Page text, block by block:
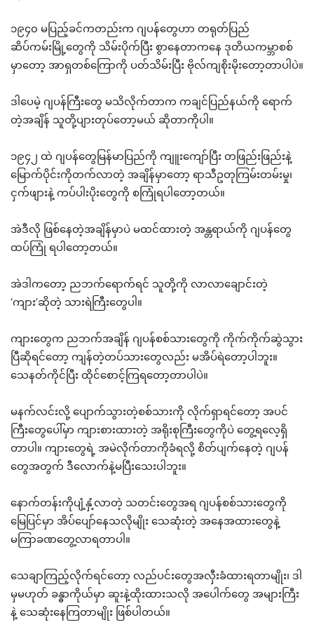
၁၉၄၀ မပြည့်ခင်ကတည်းက ဂျပန်တွေဟာ တရုတ်ပြည်
ဆိပ်ကမ်းမြို့တွေကို သိမ်းပိုက်ပြီး စွာနေတာကနေ ဒုတိယကမ္ဘာစစ်
မှာတော့ အာရှတစ်ကြောကို ပတ်သိမ်းပြီး ဗိုလ်ကျစိုးမိုးတော့တာပါပဲ။
ဒါပေမဲ့ ဂျပန်ကြီးတွေ မသိလိုက်တာက ကချင်ပြည်နယ်ကို ရောက်
တဲ့အချိန် သူတို့ပျားတုပ်တော့မယ် ဆိုတာကိုပါ။
၁၉၄၂ ထဲ ဂျပန်တွေမြန်မာပြည်ကို ကျူးကျော်ပြီး တဖြည်းဖြည်းနဲ့
မြောက်ပိုင်းကိုတက်လာတဲ့ အချိန်မှာတော့ ရာသီဥတုကြမ်းတမ်းမှု၊
ငှက်ဖျားနဲ့ ကပ်ပါးပိုးတွေကို စကြုံရပါတော့တယ်။
အဲဒီလို ဖြစ်နေတဲ့အချိန်မှာပဲ မထင်ထားတဲ့ အန္တရာယ်ကို ဂျပန်တွေ
ထပ်ကြုံ ရပါတော့တယ်။
အဲဒါကတော့ ညဘက်ရောက်ရင် သူတို့ကို လာလာချောင်းတဲ့
‘ကျား’ဆိုတဲ့ သားရဲကြီးတွေပါ။
ကျားတွေက ညဘက်အချိန် ဂျပန်စစ်သားတွေကို ကိုက်ကိုက်ဆွဲသွား
ပြီဆိုရင်တော့ ကျန်တဲ့တပ်သားတွေလည်း မအိပ်ရဲတော့ပါဘူး။
သေနတ်ကိုင်ပြီး ထိုင်စောင့်ကြရတော့တာပါပဲ။
မနက်လင်းလို့ ပျောက်သွားတဲ့စစ်သားကို လိုက်ရှာရင်တော့ အပင်
ကြီးတွေပေါ်မှာ ကျားစားထားတဲ့ အရိုးစုကြီးတွေကိုပဲ တွေ့ရလေ့ရှိ
တာပါ။ ကျားတွေရဲ့ အမဲလိုက်တာကိုခံရလို့ စိတ်ပျက်နေတဲ့ ဂျပန်
တွေအတွက် ဒီလောက်နဲ့မပြီးသေးပါဘူး။
နောက်တန်းကိုပျံ့နှံ့လာတဲ့ သတင်းတွေအရ ဂျပန်စစ်သားတွေကို
မြေပြင်မှာ အိပ်ပျော်နေသလိုမျိုး သေဆုံးတဲ့ အနေအထားတွေနဲ့
မကြာခဏတွေ့လာရတာပါ။
သေချာကြည့်လိုက်ရင်တော့ လည်ပင်းတွေအလှီးခံထားရတာမျိုး၊ ဒါ
မှမဟုတ် ခန္ဓာကိုယ်မှာ ဆူးနဲ့ထိုးထားသလို အပေါက်တွေ အများကြီး
နဲ့ သေဆုံးနေကြတာမျိုး ဖြစ်ပါတယ်။